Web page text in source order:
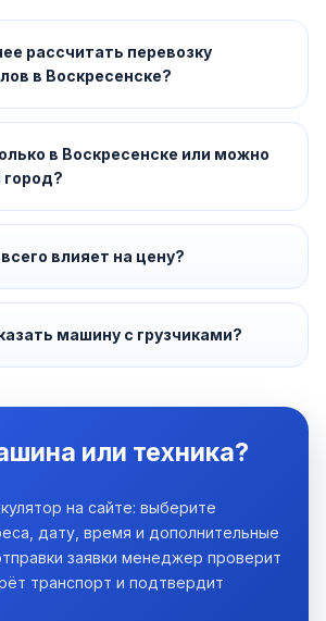
рассчитать перевозку
в Воскресенске?
в Воскресенске или можно
город?
влияет на цену?
машину с грузчиками?
или техника?
на сайте: выберите
дату, время и дополнительные
заявки менеджер проверит
транспорт и подтвердит